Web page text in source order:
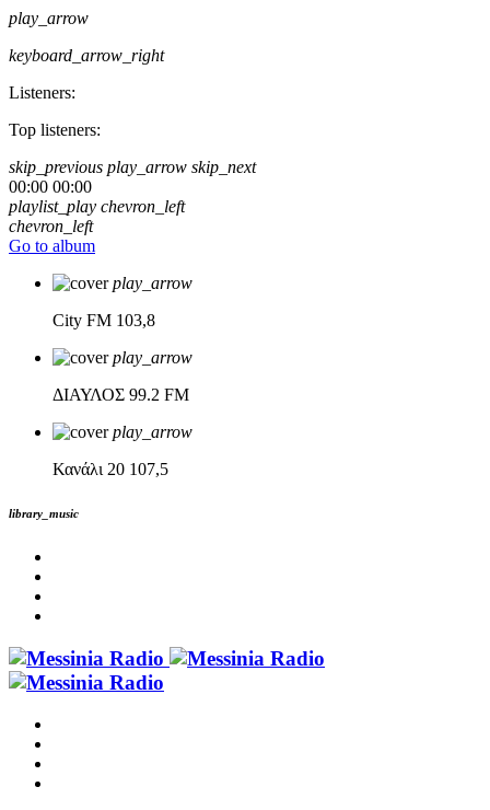
play_arrow
keyboard_arrow_right
Listeners:
Top listeners:
skip_previous play_arrow skip_next
00:00 00:00
playlist_play chevron_left
chevron_left
Go to album
play_arrow
City FM 103,8
play_arrow
ΔΙΑΥΛΟΣ 99.2 FM
play_arrow
Κανάλι 20 107,5
library_music